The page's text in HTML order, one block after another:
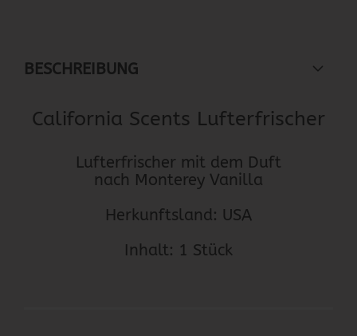
BESCHREIBUNG
California Scents Lufterfrischer
Lufterfrischer mit dem Duft
nach Monterey Vanilla
Herkunftsland: USA
Inhalt: 1 Stück